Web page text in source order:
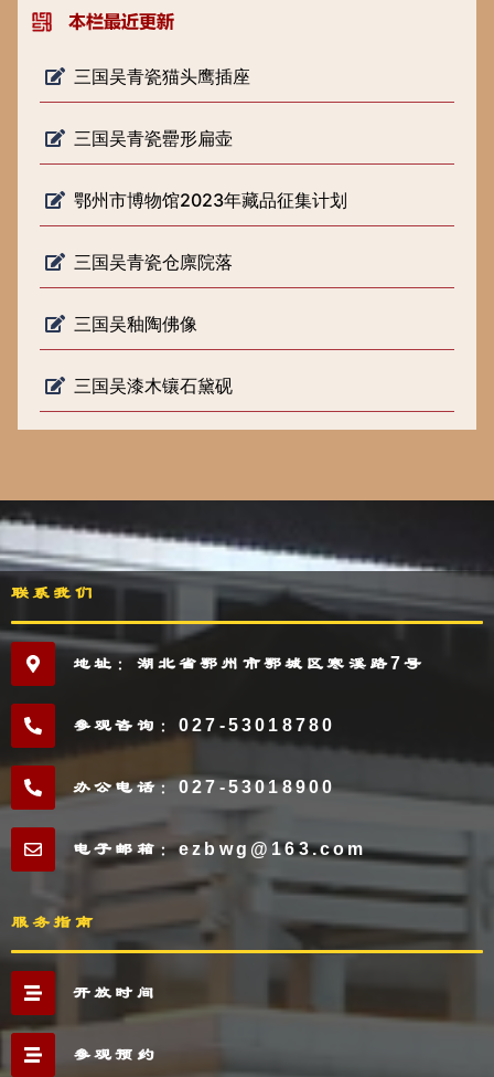
三国吴青瓷猫头鹰插座
三国吴青瓷罍形扁壶
鄂州市博物馆2023年藏品征集计划
三国吴青瓷仓廪院落
三国吴釉陶佛像
三国吴漆木镶石黛砚
联系我们
地址：湖北省鄂州市鄂城区寒溪路7号
参观咨询：027-53018780
办公电话：027-53018900
电子邮箱：ezbwg@163.com
服务指南
开放时间
参观预约